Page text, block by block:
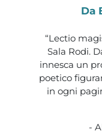
Da
“Lectio
Sala Rodi.
innesca un
poetico
in ogni
-